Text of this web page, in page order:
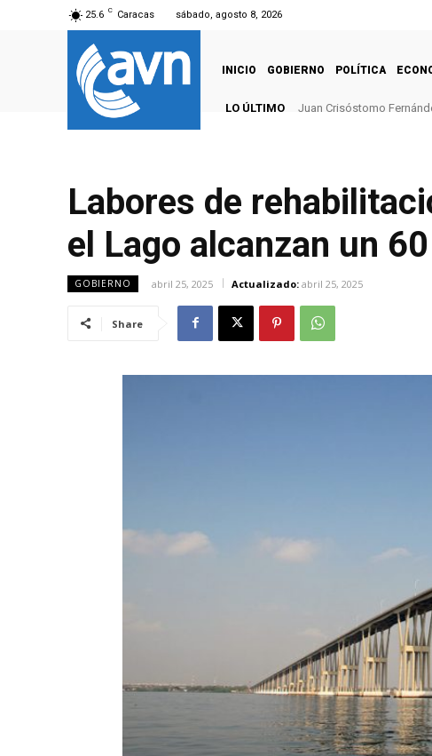
25.6 C Caracas sábado, agosto 8, 2026
INICIO GOBIERNO POLÍTICA
LO ÚLTIMO Juan Crisóstomo
Labores de
el Lago alcanzan un
GOBIERNO abril 25, 2025 Actualizado: abril 25, 2025
Share